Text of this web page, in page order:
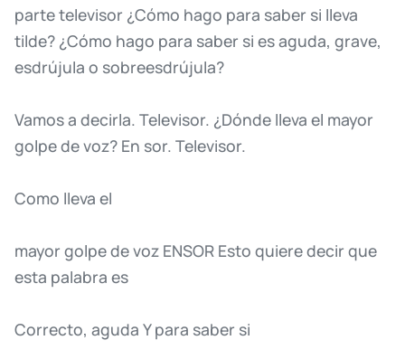
partetelevisor ¿Cómo hago para saber si lleva
tilde? ¿Cómo hago para saber si esaguda, grave,
esdrújula o sobreesdrújula?
Vamosa decirla. Televisor. ¿Dónde lleva el mayor
golpedevoz? En sor. Televisor.
Como lleva el
mayor golpedevoz ENSOR Esto quieredecir que
esta palabra es
Correcto, aguda Ypara saber si